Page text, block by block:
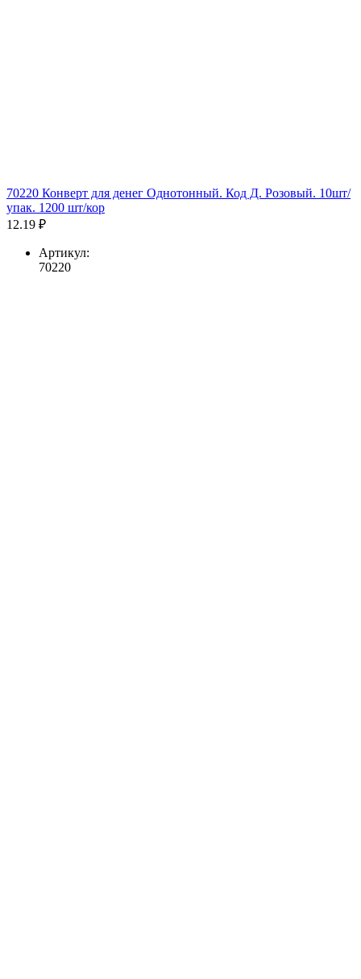
70220 Конверт для денег Однотонный. Код Д. Розовый. 10шт/
упак. 1200 шт/кор
12.19 ₽
Артикул:
70220